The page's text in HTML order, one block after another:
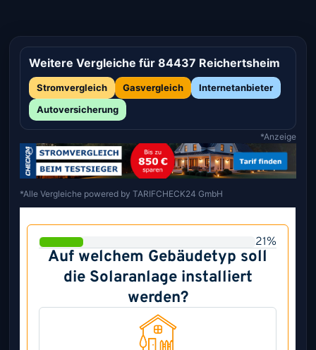
Weitere Vergleiche für 84437 Reichertsheim
Stromvergleich Gasvergleich
Internetanbieter
Autoversicherung
*Anzeige
*Alle Vergleiche powered by TARIFCHECK24 GmbH